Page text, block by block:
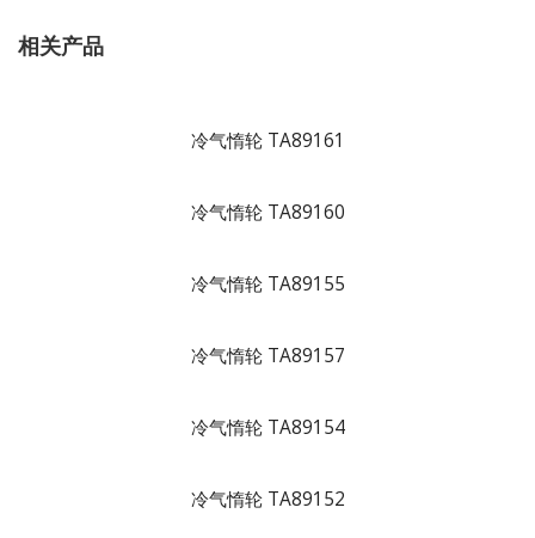
相关产品
冷气惰轮 TA89161
冷气惰轮 TA89160
冷气惰轮 TA89155
冷气惰轮 TA89157
冷气惰轮 TA89154
冷气惰轮 TA89152